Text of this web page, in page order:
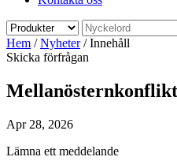
Hem /Nyheter/Innehåll
Skicka förfrågan
Apr 28, 2026
Lämna ett meddelande